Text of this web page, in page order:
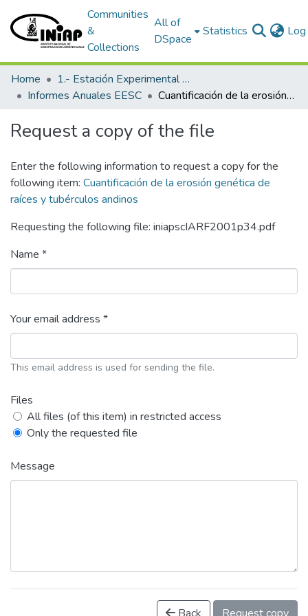
Communities
&
Collections
All of
DSpace
Statistics
Home
1.- Estación Experimental Santa Catalina
Informes Anuales EESC
Cuantificación de la erosión genética de raíces y tubérculos andinos
Request a copy of the file
Enter the following information to request a copy for the
following item: Cuantificación de la erosión genética de
raíces y tubérculos andinos
Requesting the following file: iniapscIARF2001p34.pdf
Name *
Your email address *
This email address is used for sending the file.
Files
All files (of this item) in restricted access
Only the requested file
Message